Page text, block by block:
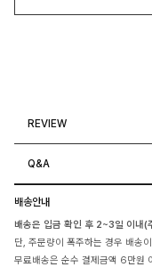
REVIEW
Q&A
배송안내
배송은 입금 확인 후 2~3일 이내(
단, 주문량이 폭주하는 경우 배송
무료배송은 순수 결제금액 6만원